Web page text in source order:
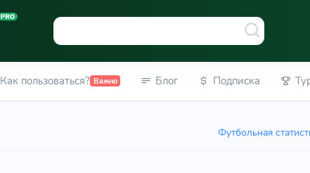
Как пользоваться? Важно Блог Подписка
Футбольная